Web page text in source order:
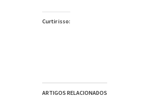
Curtir isso:
ARTIGOS RELACIONADOS